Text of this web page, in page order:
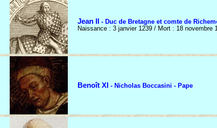
Jean II - Duc de Bretagne et comte de
Naissance : 3 janvier 1239 / Mort : 18 novembre
Benoît XI - Nicholas Boccasini - Pape